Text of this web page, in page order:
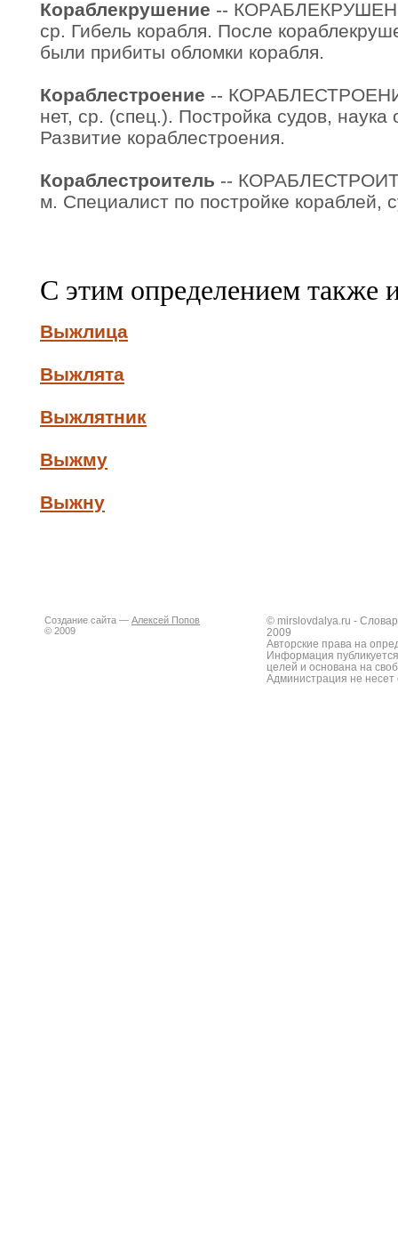
Кораблекрушение --
ср. Гибель корабля. После
были прибиты обломки корабля.
Кораблестроение --
нет, ср. (спец.). Постройка судов, наука
Развитие кораблестроения.
Кораблестроитель --
м. Специалист по постройке кораблей,
С этим определением также
Выжлица
Выжлята
Выжлятник
Выжму
Выжну
Создание сайта — Алексей Попов
© 2009
© mirslovdalya.ru -
2009
Авторские права на
Информация
целей и основана на
Администрация не несет